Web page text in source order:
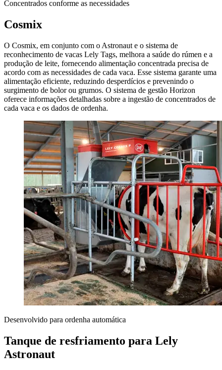
Concentrados conforme as necessidades
Cosmix
O Cosmix, em conjunto com o Astronaut e o sistema de
reconhecimento de vacas Lely Tags, melhora a saúde do rúmen e a
produção de leite, fornecendo alimentação concentrada precisa de
acordo com as necessidades de cada vaca. Esse sistema garante uma
alimentação eficiente, reduzindo desperdícios e prevenindo o
surgimento de bolor ou grumos. O sistema de gestão Horizon
oferece informações detalhadas sobre a ingestão de concentrados de
cada vaca e os dados de ordenha.
Desenvolvido para ordenha automática
Tanque de resfriamento para Lely
Astronaut